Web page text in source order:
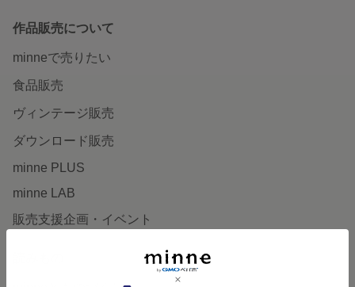
作品販売について
minneで売りたい
食品販売
ヴィンテージ販売
ダウンロード販売
minne PLUS
minne LAB
販売支援企画・イベント